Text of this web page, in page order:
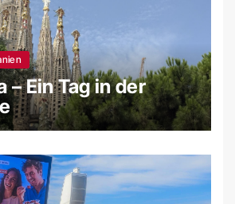
– Ein Tag in der